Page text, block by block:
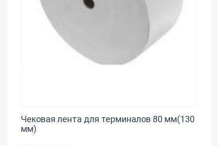
Чековая лента для терминалов 80 мм(130
мм)